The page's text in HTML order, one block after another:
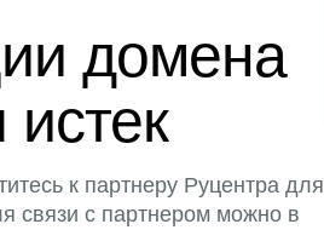
домена
к партнеру Руцентра для
связи с партнером можно в